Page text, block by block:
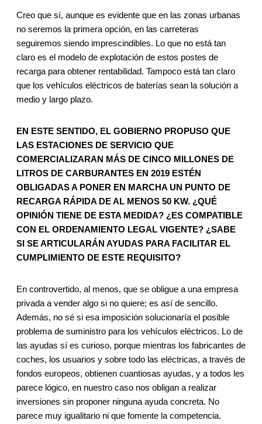
Creo que sí, aunque es evidente que en las zonas urbanas
no seremos la primera opción, en las carreteras
seguiremos siendo imprescindibles. Lo que no está tan
claro es el modelo de explotación de estos postes de
recarga para obtener rentabilidad. Tampoco está tan claro
que los vehículos eléctricos de baterías sean la solución a
medio y largo plazo.
EN ESTE SENTIDO, EL GOBIERNO PROPUSO QUE
LAS ESTACIONES DE SERVICIO QUE
COMERCIALIZARAN MÁS DE CINCO MILLONES DE
LITROS DE CARBURANTES EN 2019 ESTÉN
OBLIGADAS A PONER EN MARCHA UN PUNTO DE
RECARGA RÁPIDA DE AL MENOS 50 KW. ¿QUÉ
OPINIÓN TIENE DE ESTA MEDIDA? ¿ES COMPATIBLE
CON EL ORDENAMIENTO LEGAL VIGENTE? ¿SABE
SI SE ARTICULARÁN AYUDAS PARA FACILITAR EL
CUMPLIMIENTO DE ESTE REQUISITO?
En controvertido, al menos, que se obligue a una empresa
privada a vender algo si no quiere; es así de sencillo.
Además, no sé si esa imposición solucionaría el posible
problema de suministro para los vehículos eléctricos. Lo de
las ayudas sí es curioso, porque mientras los fabricantes de
coches, los usuarios y sobre todo las eléctricas, a través de
fondos europeos, obtienen cuantiosas ayudas, y a todos les
parece lógico, en nuestro caso nos obligan a realizar
inversiones sin proponer ninguna ayuda concreta. No
parece muy igualitario ni que fomente la competencia.